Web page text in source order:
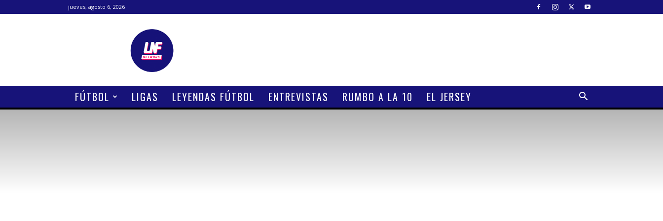
jueves, agosto 6, 2026
Lanetafutbolera
FÚTBOL LIGAS LEYENDAS FÚTBOL ENTREVISTAS RUMBO A LA 10 EL JERSEY